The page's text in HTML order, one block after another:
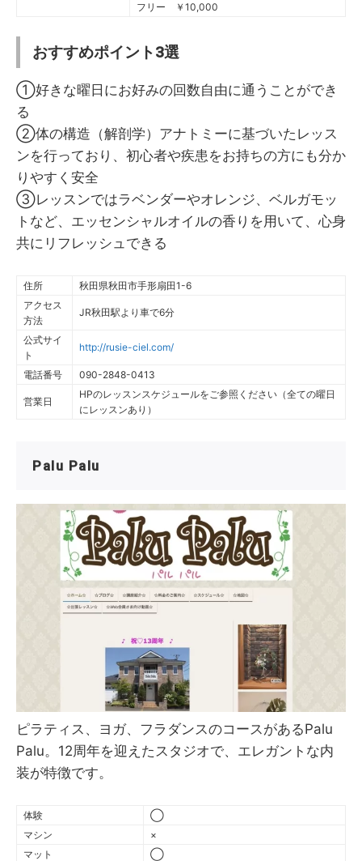
フリー ￥10,000
おすすめポイント3選
①好きな曜日にお好みの回数自由に通うことができ
る
②体の構造（解剖学）アナトミーに基づいたレッス
ンを行っており、初心者や疾患をお持ちの方にも分か
りやすく安全
③レッスンではラベンダーやオレンジ、ベルガモッ
トなど、エッセンシャルオイルの香りを用いて、心身
共にリフレッシュできる
住所
秋田県秋田市手形扇田1-6
アクセス
方法
JR秋田駅より車で6分
公式サイ
ト
http://rusie-ciel.com/
電話番号 090-2848-0413
営業日
HPのレッスンスケジュールをご参照ください（全ての曜日
にレッスンあり）
Palu Palu
ピラティス、ヨガ、フラダンスのコースがあるPalu
Palu。12周年を迎えたスタジオで、エレガントな内
装が特徴です。
体験
◯
マシン
×
マット
◯